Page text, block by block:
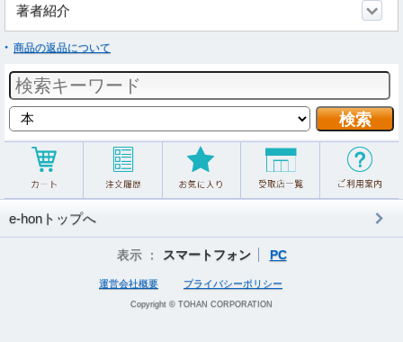
著者紹介
商品の返品について
e-honトップへ
表示 ： スマートフォン PC
運営会社概要 プライバシーポリシー
Copyright © TOHAN CORPORATION